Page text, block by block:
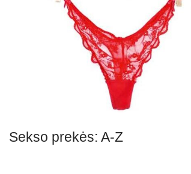
Sekso prekės: A-Z